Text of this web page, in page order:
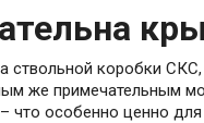
ствольной коробки
же примечательным
что особенно ценно